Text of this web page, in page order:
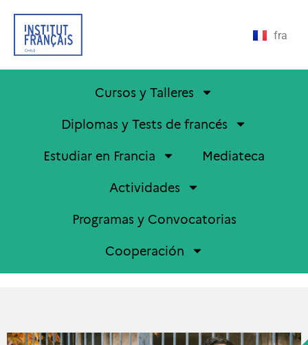
fra
Cursos y Talleres
Diplomas y Tests de francés
Estudiar en Francia
Mediateca
Actividades
Programas y Convocatorias
Cooperación